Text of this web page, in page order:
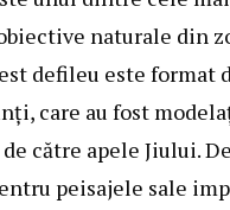
naturale din
defileu este format
care au fost
către apele Jiului.
peisajele sale